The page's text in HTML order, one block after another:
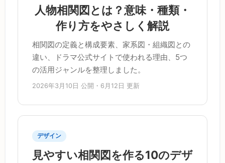
人物相関図とは？意味・種類・
作り方をやさしく解説
相関図の定義と構成要素、家系図・組織図との
違い、ドラマ公式サイトで使われる理由、5つ
の活用ジャンルを整理しました。
2026年3月10日 公開・6月12日 更新
デザイン
見やすい相関図を作る10のデザ